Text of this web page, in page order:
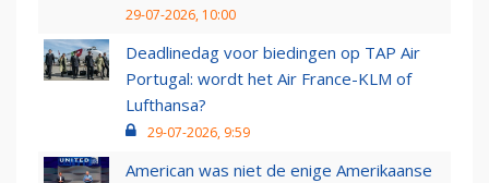
29-07-2026, 10:00
Deadlinedag voor biedingen op TAP Air
Portugal: wordt het Air France-KLM of
Lufthansa?
29-07-2026, 9:59
American was niet de enige Amerikaanse